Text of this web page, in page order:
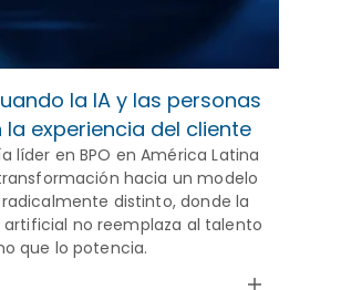
la IA y las personas
la experiencia del cliente
líder en BPO en América Latina
hacia un modelo
distinto, donde la
no reemplaza al talento
que lo potencia.